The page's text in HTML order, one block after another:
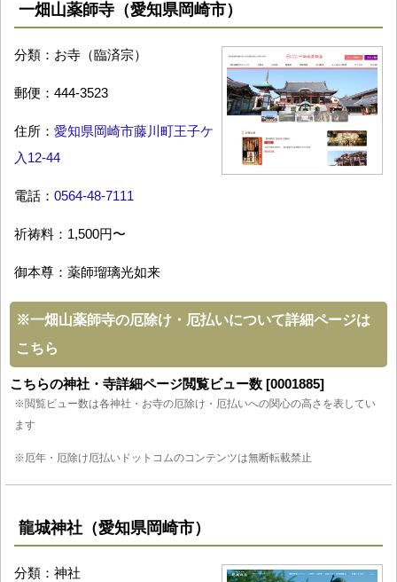
一畑山薬師寺（愛知県岡崎市）
分類：お寺（臨済宗）
郵便：444-3523
住所： 愛知県岡崎市藤川町王子ケ
入12-44
電話： 0564-48-7111
祈祷料：1,500円〜
御本尊：薬師瑠璃光如来
※一畑山薬師寺の厄除け・厄払いについて詳細ページは
こちら
こちらの神社・寺詳細ページ閲覧ビュー数 [0001885]
※閲覧ビュー数は各神社・お寺の厄除け・厄払いへの関心の高さを表してい
ます
※厄年・厄除け厄払いドットコムのコンテンツは無断転載禁止
龍城神社（愛知県岡崎市）
分類：神社